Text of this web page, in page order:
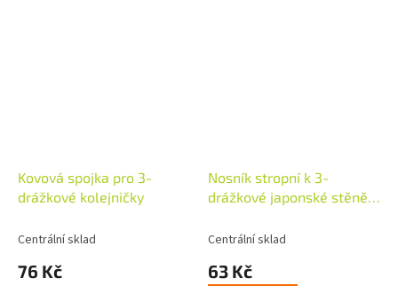
Kovová spojka pro 3-
drážkové kolejničky
Centrální sklad
76 Kč
Nosník stropní k 3-
drážkové japonské stěně,
Centrální sklad
63 Kč